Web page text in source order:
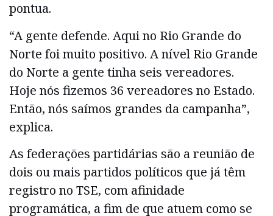
pontua.
“A gente defende. Aqui no Rio Grande do
Norte foi muito positivo. A nível Rio Grande
do Norte a gente tinha seis vereadores.
Hoje nós fizemos 36 vereadores no Estado.
Então, nós saímos grandes da campanha”,
explica.
As federações partidárias são a reunião de
dois ou mais partidos políticos que já têm
registro no TSE, com afinidade
programática, a fim de que atuem como se